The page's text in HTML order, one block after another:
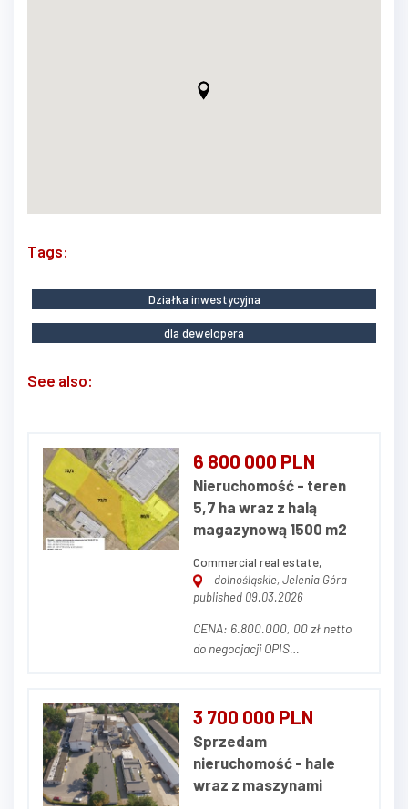
Tags:
Działka inwestycyjna
dla dewelopera
See also:
6 800 000 PLN
Nieruchomość - teren
5,7 ha wraz z halą
magazynową 1500 m2
Commercial real estate,
dolnośląskie, Jelenia Góra
published 09.03.2026
CENA: 6.800.000, 00 zł netto
do negocjacji OPIS
gruntowa zabudowana
składająca się z trzech działek
ewidencyjnych o numerach 72/1,
72/2, 80,6 o łącznej powierzchni
5,7030 ha, położnych w J...
3 700 000 PLN
Sprzedam
nieruchomość - hale
wraz z maszynami